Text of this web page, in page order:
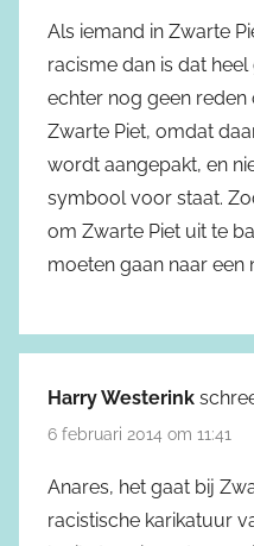
Als iemand in Zwarte
racisme dan is dat
echter nog geen
Zwarte Piet, omdat
wordt aangepakt, en
symbool voor staat.
om Zwarte Piet uit te
moeten gaan naar een
Harry Westerink
6 februari 2014 om 11:41
Anares, het gaat bij
racistische karikatuur